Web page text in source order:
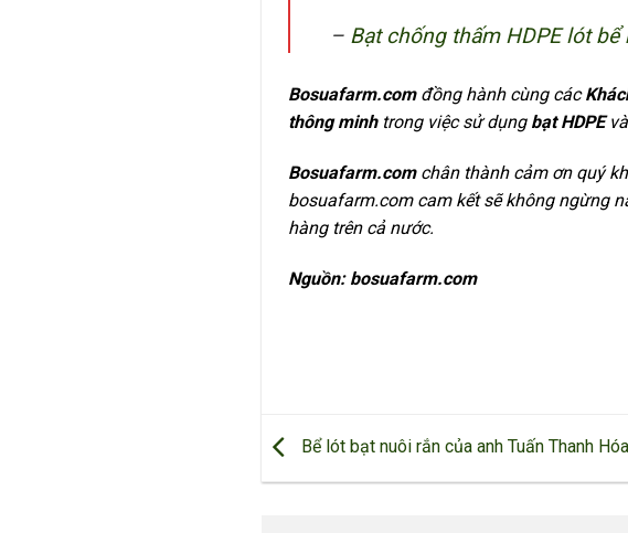
– Bạt chống thấm HDPE lót
Bosuafarm.comđồng hành cùng các
thông minhtrong việc sử dụng bạt HDPEvà
Bosuafarm.comchân thành cảm ơn quý
bosuafarm.com cam kết sẽ không ngừng
hàng trên cả nước.
Nguồn: bosuafarm.com
Bể lót bạt nuôi rắn của anh Tuấn Thanh Hóa